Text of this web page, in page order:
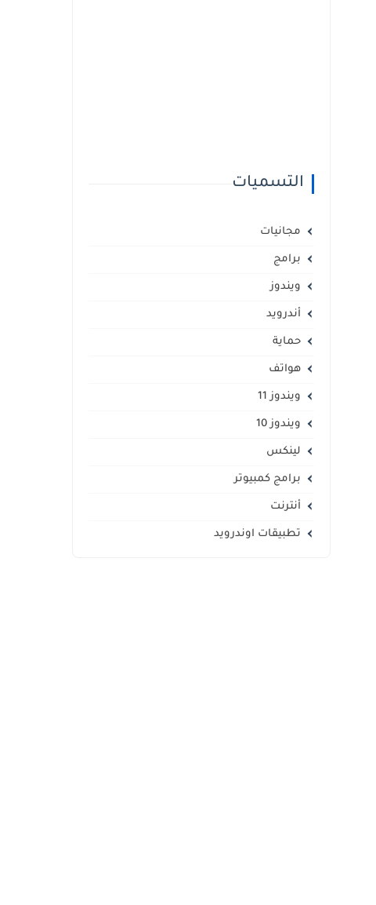
التسميات
مجانيات
برامج
ويندوز
أندرويد
حماية
هواتف
ويندوز 11
ويندوز 10
لينكس
برامج كمبيوتر
أنترنت
تطبيقات اوندرويد